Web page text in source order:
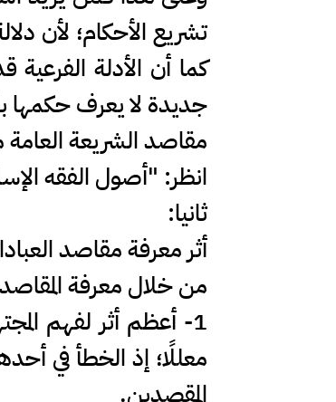
تشريع الأحكام؛ لأن
كما أن الأدلة
جديدة لا يعرف حكمها
مقاصد الشريعة
انظر: "أصول الفقه الإسلامي" (2/1077)
ثانيا:
أثر معرفة مقاصد
من خلال معرفة المقاصد
1- أعظم أثر لفهم
معللًا؛ إذ الخطأ في
المقصدين.